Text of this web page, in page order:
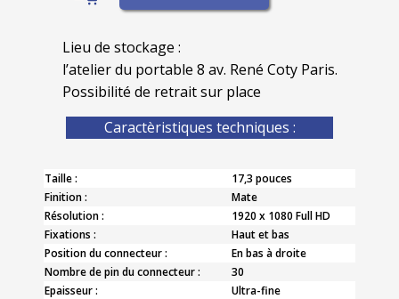
Lieu de stockage :
l’atelier du portable 8 av. René Coty Paris.
Possibilité de retrait sur place
Caractèristiques techniques :
Taille :
17,3 pouces
Finition :
Mate
Résolution :
1920 x 1080 Full HD
Fixations :
Haut et bas
Position du connecteur :
En bas à droite
Nombre de pin du connecteur :
30
Epaisseur :
Ultra-fine